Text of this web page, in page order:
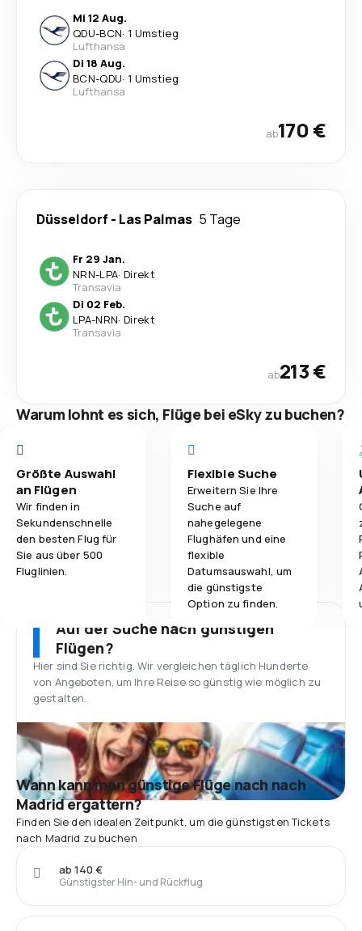
Mi 12 Aug.
QDU-BCN· 1 Umstieg
Lufthansa
Di 18 Aug.
BCN-QDU· 1 Umstieg
Lufthansa
ab170 €
Düsseldorf - Las Palmas 5 Tage
Fr 29 Jan.
NRN-LPA· Direkt
Transavia
Di 02 Feb.
LPA-NRN· Direkt
Transavia
ab213 €
Warum lohnt es sich, Flüge bei eSky zu buchen?
Größte Auswahl
an Flügen
Wir finden in
Sekundenschnelle
den besten Flug für
Sie aus über 500
Fluglinien.
Flexible Suche
Erweitern Sie Ihre
Suche auf
nahegelegene
Flughäfen und eine
flexible
Datumsauswahl, um
die günstigste
Option zu finden.
Auf der Suche nach günstigen
Flügen?
Hier sind Sie richtig. Wir vergleichen täglich Hunderte
von Angeboten, um Ihre Reise so günstig wie möglich zu
gestalten.
Wann kann man günstige Flüge nach nach
Madrid ergattern?
Finden Sie den idealen Zeitpunkt, um die günstigsten Tickets
nach Madrid zu buchen
Günstigster Hin- und Rückflug
ab 140 €